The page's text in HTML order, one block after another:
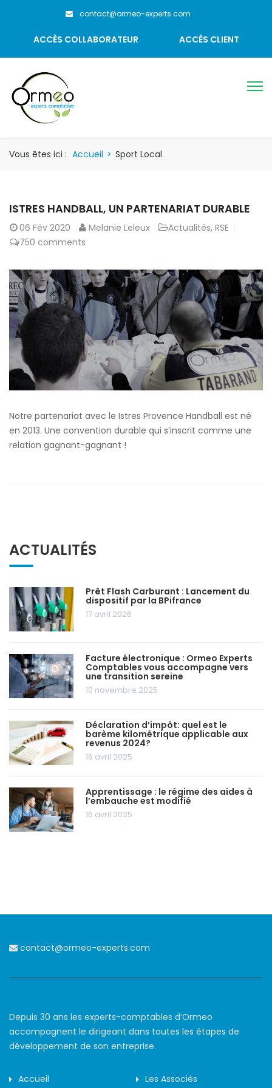
contact@ormeo-experts.com
ACCÈS COLLABORATEUR ACCÈS CLIENT
Vous êtes ici : Accueil > Sport Local
ISTRES HANDBALL, UN PARTENARIAT DURABLE
06 Fév 2020 Melanie Leleux Actualités, RSE
750 comments
Notre partenariat avec le Istres Provence Handball est né
en 2013. Une convention durable qui s’inscrit comme une
relation gagnant-gagnant !
ACTUALITÉS
Prêt Flash Carburant : Lancement du
dispositif par la BPifrance
17 avril 2026
Facture électronique : Ormeo Experts
Comptables vous accompagne vers
une transition sereine
10 novembre 2025
Déclaration d’impôt: quel est le
barème kilométrique applicable aux
revenus 2024?
18 avril 2025
Apprentissage : le régime des aides à
l’embauche est modifié
16 avril 2025
contact@ormeo-experts.com
Depuis 30 ans les experts-comptables d’Ormeo
accompagnent le dirigeant dans toutes les étapes de
développement de son entreprise.
Accueil Les Associés